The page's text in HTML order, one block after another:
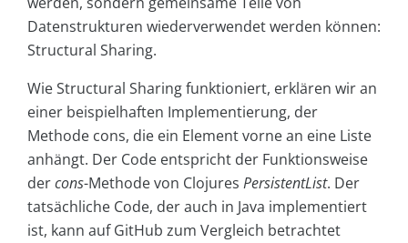
Datenstrukturen wiederverwendet werden können:
Structural Sharing.
Wie Structural Sharing funktioniert, erklären wir an
einer beispielhaften Implementierung, der
Methode cons, die ein Element vorne an eine Liste
anhängt. Der Code entspricht der Funktionsweise
dercons-Methode von Clojures PersistentList. Der
tatsächliche Code, der auch in Java implementiert
ist, kann auf GitHub zum Vergleich betrachtet